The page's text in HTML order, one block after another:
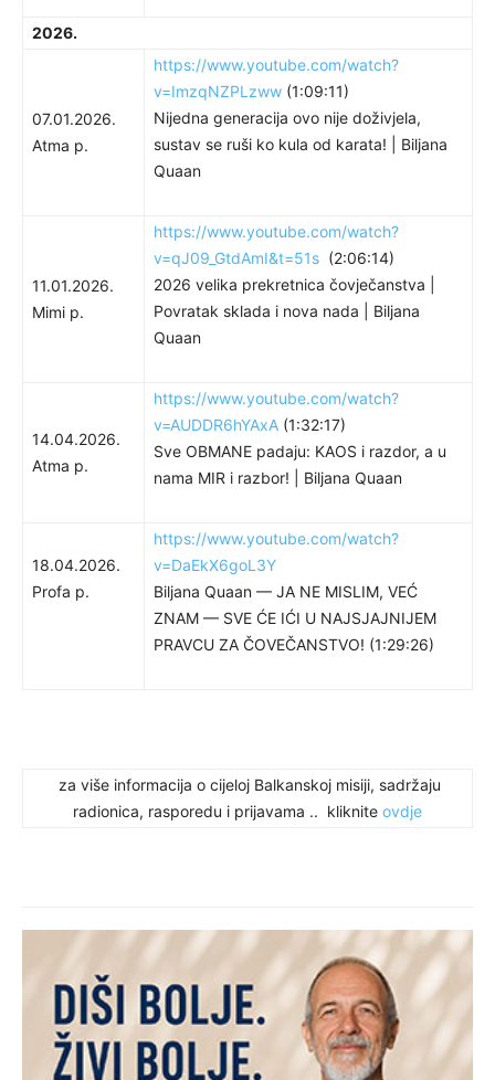
2026.
07.01.2026.
Atma p.
https://www.youtube.com/watch?
v=ImzqNZPLzww (1:09:11)
Nijedna generacija ovo nije doživjela,
sustav se ruši ko kula od karata! | Biljana
Quaan
11.01.2026.
Mimi p.
https://www.youtube.com/watch?
v=qJ09_GtdAmI&t=51s (2:06:14)
2026 velika prekretnica čovječanstva |
Povratak sklada i nova nada | Biljana
Quaan
14.04.2026.
Atma p.
https://www.youtube.com/watch?
v=AUDDR6hYAxA (1:32:17)
Sve OBMANE padaju: KAOS i razdor, a u
nama MIR i razbor! | Biljana Quaan
18.04.2026.
Profa p.
https://www.youtube.com/watch?
v=DaEkX6goL3Y
Biljana Quaan — JA NE MISLIM, VEĆ
ZNAM — SVE ĆE IĆI U NAJSJAJNIJEM
PRAVCU ZA ČOVEČANSTVO! (1:29:26)
za više informacija o cijeloj Balkanskoj misiji, sadržaju
radionica, rasporedu i prijavama .. kliknite ovdje